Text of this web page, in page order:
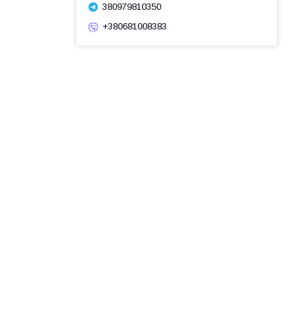
380979810350
+380681008383